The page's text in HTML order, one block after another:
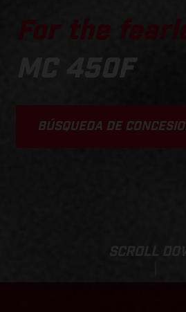
MC 450F
BÚSQUEDA DE
SCROLL